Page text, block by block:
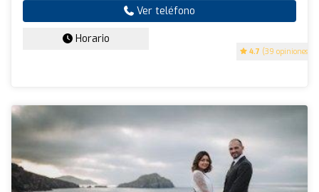
4.7 (39 opiniones)
Ver teléfono
Horario